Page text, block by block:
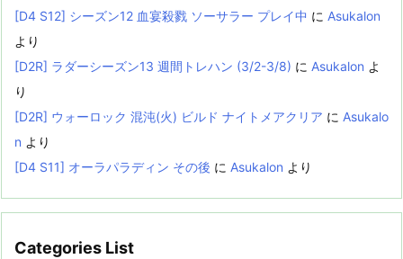
[D4 S12] シーズン12 血宴殺戮 ソーサラー プレイ中 に Asukalon
より
[D2R] ラダーシーズン13 週間トレハン (3/2-3/8) に Asukalon よ
り
[D2R] ウォーロック 混沌(火) ビルド ナイトメアクリア に Asukalo
n より
[D4 S11] オーラパラディン その後 に Asukalon より
Categories List